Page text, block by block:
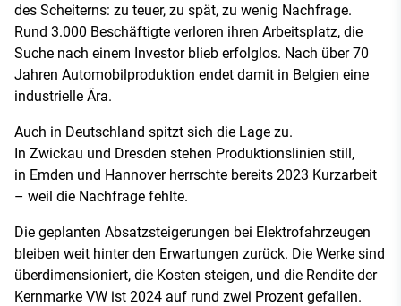
des Scheiterns: zu teuer, zu spät, zu wenig Nachfrage.
Rund 3.000 Beschäftigte verloren ihren Arbeitsplatz, die
Suche nach einem Investor blieb erfolglos. Nach über 70
Jahren Automobilproduktion endet damit in Belgien eine
industrielle Ära.
Auch in Deutschland spitzt sich die Lage zu.
In Zwickau und Dresden stehen Produktionslinien still,
in Emden und Hannover herrschte bereits 2023 Kurzarbeit
– weil die Nachfrage fehlte.
Die geplanten Absatzsteigerungen bei Elektrofahrzeugen
bleiben weit hinter den Erwartungen zurück. Die Werke sind
überdimensioniert, die Kosten steigen, und die Rendite der
Kernmarke VW ist 2024 auf rund zwei Prozent gefallen.